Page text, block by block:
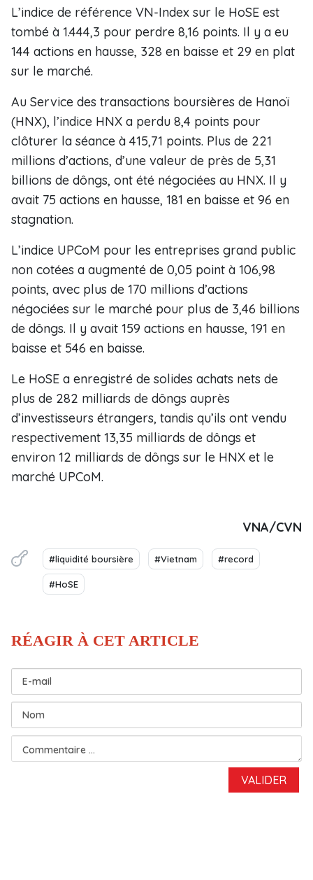
L’indice de référence VN-Index sur le HoSE est
tombé à 1.444,3 pour perdre 8,16 points. Il y a eu
144 actions en hausse, 328 en baisse et 29 en plat
sur le marché.
Au Service des transactions boursières de Hanoï
(HNX), l’indice HNX a perdu 8,4 points pour
clôturer la séance à 415,71 points. Plus de 221
millions d’actions, d’une valeur de près de 5,31
billions de dôngs, ont été négociées au HNX. Il y
avait 75 actions en hausse, 181 en baisse et 96 en
stagnation.
L’indice UPCoM pour les entreprises grand public
non cotées a augmenté de 0,05 point à 106,98
points, avec plus de 170 millions d’actions
négociées sur le marché pour plus de 3,46 billions
de dôngs. Il y avait 159 actions en hausse, 191 en
baisse et 546 en baisse.
Le HoSE a enregistré de solides achats nets de
plus de 282 milliards de dôngs auprès
d’investisseurs étrangers, tandis qu’ils ont vendu
respectivement 13,35 milliards de dôngs et
environ 12 milliards de dôngs sur le HNX et le
marché UPCoM.
VNA/CVN
#liquidité boursière #Vietnam #record
#HoSE